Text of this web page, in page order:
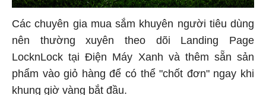
Các chuyên gia mua sắm khuyên người tiêu dùng
nên thường xuyên theo dõi Landing Page
LocknLock tại Điện Máy Xanh và thêm sẵn sản
phẩm vào giỏ hàng để có thể "chốt đơn" ngay khi
khung giờ vàng bắt đầu.